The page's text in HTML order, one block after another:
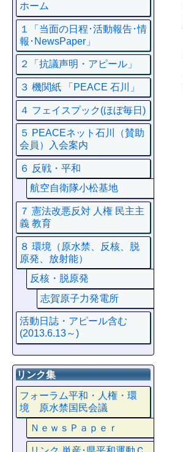
ホーム
１「当面の日程･活動報告･情
報･NewsPaper」
２「抗議声明・アピール」
３ 機関紙 「PEACE 石川」
４ フェイスプック(ほぼ毎日)
５ PEACEネット石川（賛助
会員）入会案内
６ 反戦・平和
航空自衛隊小松基地
７ 憲法改悪反対 人権 民主主
義 教育
８ 環境（原水禁、反核、脱
原発、放射能）
反核・脱原発
志賀原子力発電所
活動日誌・アピール含む
(2013.6.13～)
リンク集
フォーラム平和・人権・環
境 原水禁国民会議
ＮｅｗｓＰａｐｅｒ